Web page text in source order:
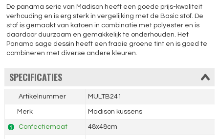
De panama serie van Madison heeft een goede prijs-kwaliteit
verhouding en is erg sterk in vergelijking met de Basic stof. De
stof is gemaakt van katoen in combinatie met polyester en is
daardoor duurzaam en gemakkelijk te onderhouden. Het
Panama sage dessin heeft een fraaie groene tint en is goed te
combineren met diverse andere kleuren.
SPECIFICATIES
Artikelnummer MULTB241
Merk Madison kussens
Confectiemaat 48x48cm